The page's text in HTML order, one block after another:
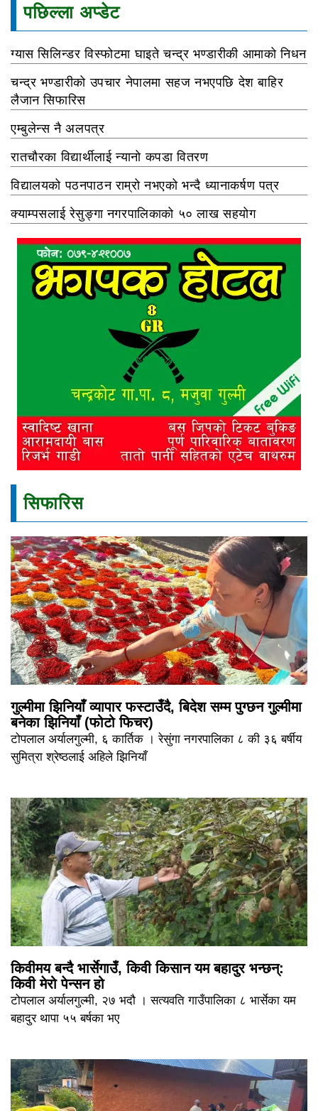
पछिल्ला अप्डेट
ग्यास सिलिन्डर विस्फोटमा घाइते चन्द्र भण्डारीकी आमाको निधन
चन्द्र भण्डारीको उपचार नेपालमा सहज नभएपछि देश बाहिर
लैजान सिफारिस
एम्बुलेन्स नै अलपत्र
रातचौरका विद्यार्थीलाई न्यानो कपडा वितरण
विद्यालयको पठनपाठन राम्रो नभएको भन्दै ध्यानाकर्षण पत्र
क्याम्पसलाई रेसुङ्गा नगरपालिकाको ५० लाख सहयोग
सिफारिस
गुल्मीमा झिनियाँ व्यापार फस्टाउँदै, बिदेश सम्म पुग्छन गुल्मीमा
बनेका झिनियाँ (फोटो फिचर)
टोपलाल अर्यालगुल्मी, ६ कार्तिक । रेसुंगा नगरपालिका ८ की ३६ बर्षीय
सुमित्रा श्रेष्ठलाई अहिले झिनियाँ
किवीमय बन्दै भार्सेगाउँ, किवी किसान यम बहादुर भन्छन्:
किवी मेरो पेन्सन हो
टोपलाल अर्यालगुल्मी, २७ भदौ । सत्यवति गाउँपालिका ८ भार्सेका यम
बहादुर थापा ५५ बर्षका भए